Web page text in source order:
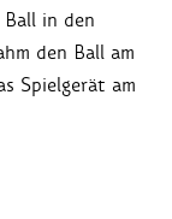
in den
den Ball am
Spielgerät am